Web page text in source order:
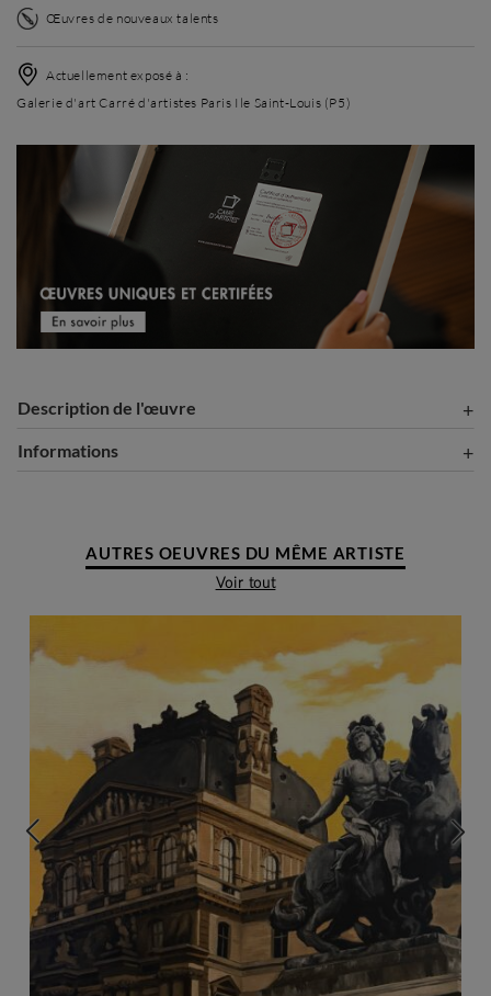
Œuvres de nouveaux talents
Actuellement exposé à :
Galerie d'art Carré d'artistes Paris Ile Saint-Louis (P5)
Description de l'œuvre
Informations
AUTRES OEUVRES DU MÊME ARTISTE
Voir tout